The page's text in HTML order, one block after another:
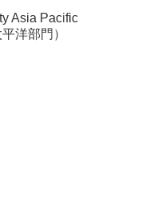
Asia Pacific
洋部門）